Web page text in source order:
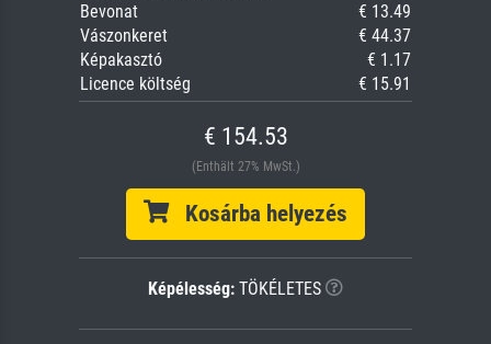
Bevonat
€ 13.49
Vászonkeret
€ 44.37
Képakasztó
€ 1.17
Licence költség
€ 15.91
€ 154.53
(Enthält 27% MwSt.)
Kosárba helyezés
Képélesség: TÖKÉLETES